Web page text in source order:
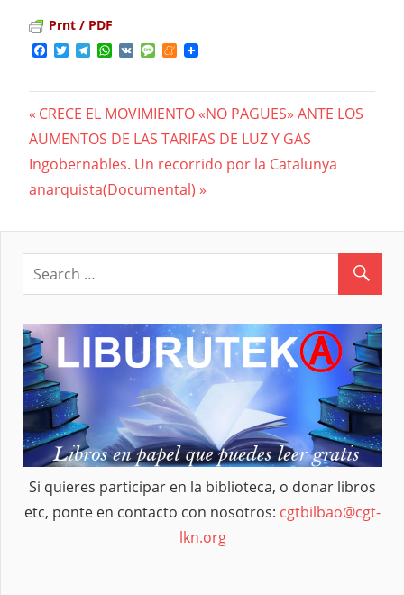
Prnt / PDF
Facebook
TwitterTelegram
WhatsApp
VK MessageMeneame
Navegación
de
entradas
Previous
Post:
CRECE EL MOVIMIENTO «NO PAGUES» ANTE LOS
AUMENTOS DE LAS TARIFAS DE LUZ Y GAS
Next
Post:
Ingobernables. Un recorrido por la Catalunya
anarquista(Documental)
Si quieres participar en la biblioteca, o donar libros
etc, ponte en contacto con nosotros: cgtbilbao@cgt-
lkn.org